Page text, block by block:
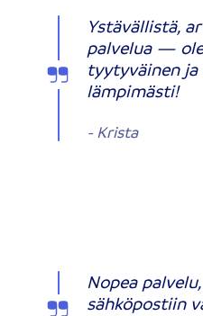
Ystävällistä,
palvelua —
tyytyväinen
lämpimästi!
- Krista
Nopea
sähköpostiin